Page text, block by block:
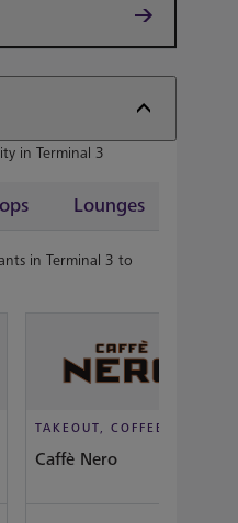
in Terminal 3
Lounges
in Terminal 3 to
Caffè Nero